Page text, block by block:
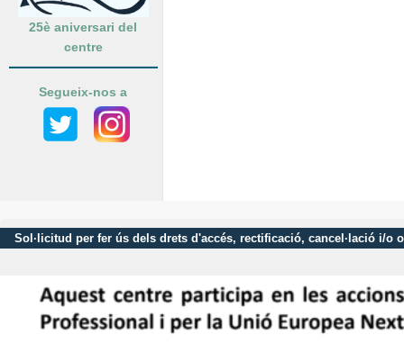
25è aniversari del
centre
Segueix-nos a
Sol·licitud per fer ús dels drets d'accés, rectificació, cancel·lació i/